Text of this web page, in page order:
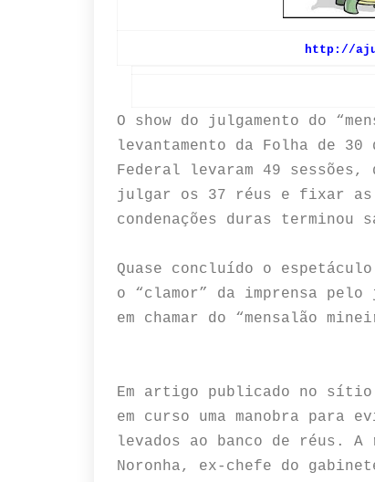
http://
O show do julgamento do
levantamento da Folha de
Federal levaram 49 sessões,
julgar os 37 réus e fixar as
condenações duras
Quase concluído o
o “clamor” da imprensa
em chamar do “mensalão
Em artigo publicado no sítio
em curso uma manobra para
levados ao banco de réus. A
Noronha, ex-chefe do